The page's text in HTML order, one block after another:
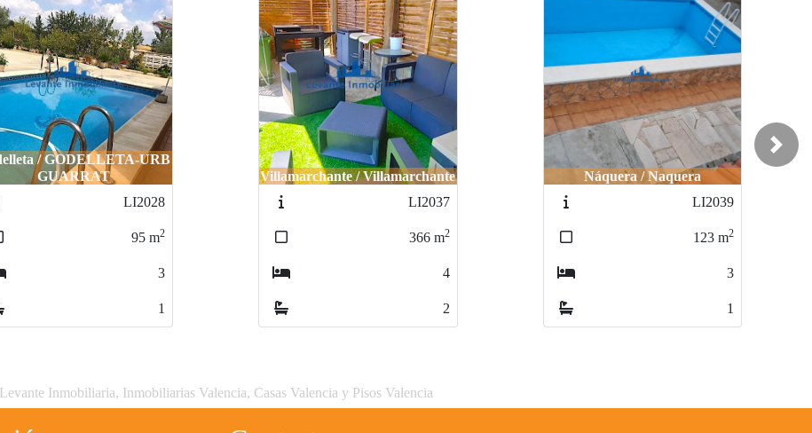
/ GODELLETA-URB
GUARRAT
LI2028
95 m2
3
1
Villamarchante / Villamarchante
LI2037
366 m2
4
2
Náquera / Naquera
LI2039
123 m2
3
1
Next
Levante Inmobiliaria, Inmobiliarias Valencia, Casas Valencia y Pisos Valencia